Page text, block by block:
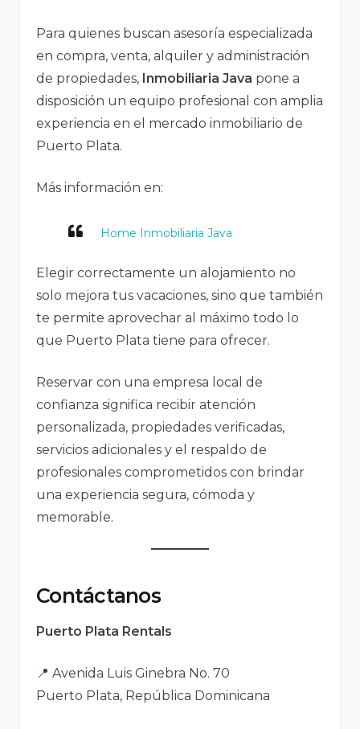
Para quienes buscan asesoría especializada
en compra, venta, alquiler y administración
de propiedades, Inmobiliaria Java pone a
disposición un equipo profesional con amplia
experiencia en el mercado inmobiliario de
Puerto Plata.
Más información en:
Home Inmobiliaria Java
Elegir correctamente un alojamiento no
solo mejora tus vacaciones, sino que también
te permite aprovechar al máximo todo lo
que Puerto Plata tiene para ofrecer.
Reservar con una empresa local de
confianza significa recibir atención
personalizada, propiedades verificadas,
servicios adicionales y el respaldo de
profesionales comprometidos con brindar
una experiencia segura, cómoda y
memorable.
Contáctanos
Puerto Plata Rentals
📍 Avenida Luis Ginebra No. 70
Puerto Plata, República Dominicana